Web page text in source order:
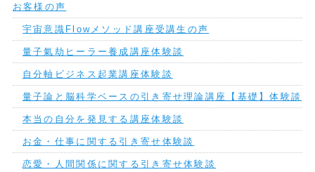
お客様の声
宇宙意識Flowメソッド講座受講生の声
量子氣劫ヒーラー養成講座体験談
自分軸ビジネス起業講座体験談
量子論と脳科学ベースの引き寄せ理論講座【基礎】体験談
本当の自分を発見する講座体験談
お金・仕事に関する引き寄せ体験談
恋愛・人間関係に関する引き寄せ体験談